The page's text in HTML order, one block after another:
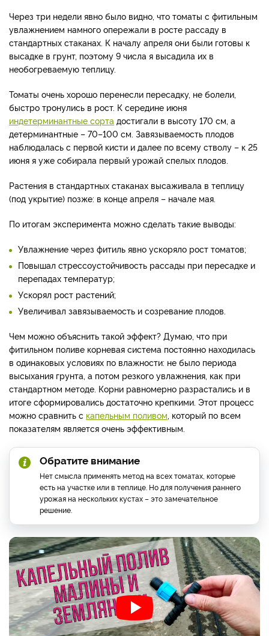
Через три недели явно было видно, что томаты с фитильным
увлажнением намного опережали в росте рассаду в
стандартных стаканах. К началу апреля они были готовы к
высадке в грунт, поэтому 9 числа я высадила их в
необогреваемую теплицу.
Томаты очень хорошо перенесли пересадку, не болели,
быстро тронулись в рост. К середине июня
индетерминантные сорта достигали в высоту 170 см, а
детерминантные – 70–100 см. Завязываемость плодов
наблюдалась с первой кисти и далее по всему стволу – к 25
июня я уже собирала первый урожай спелых плодов.
Растения в стандартных стаканах высаживала в теплицу
(под укрытие) позже: в конце апреля – начале мая.
По итогам эксперимента можно сделать такие выводы:
Увлажнение через фитиль явно ускоряло рост томатов;
Повышал стрессоустойчивость рассады при пересадке и
перепадах температур;
Ускорял рост растений;
Увеличивал завязываемость и созревание плодов.
Чем можно объяснить такой эффект? Думаю, что при
фитильном поливе корневая система постоянно находилась
в одинаковых условиях по влажности: не было периода
высыхания грунта, а потом резкого увлажнения, как при
стандартном методе. Корни равномерно разрастались и в
итоге сформировались достаточно крепкими. Этот процесс
можно сравнить с капельным поливом, который по всем
показателям является очень эффективным.
Обратите внимание
Нет смысла применять метод на всех томатах, которые
есть на участке или в теплице. Но для получения раннего
урожая на нескольких кустах – это замечательное
решение.